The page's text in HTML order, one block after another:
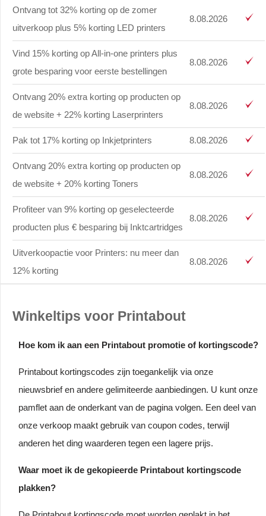
Ontvang tot 32% korting op de zomer
uitverkoop plus 5% korting LED printers
8.08.2026
Vind 15% korting op All-in-one printers plus
grote besparing voor eerste bestellingen
8.08.2026
Ontvang 20% extra korting op producten op
de website + 22% korting Laserprinters
8.08.2026
Pak tot 17% korting op Inkjetprinters 8.08.2026
Ontvang 20% extra korting op producten op
de website + 20% korting Toners
8.08.2026
Profiteer van 9% korting op geselecteerde
producten plus € besparing bij Inktcartridges
8.08.2026
Uitverkoopactie voor Printers: nu meer dan
12% korting
8.08.2026
Winkeltips voor Printabout
Hoe kom ik aan een Printabout promotie of kortingscode?
Printabout kortingscodes zijn toegankelijk via onze
nieuwsbrief en andere gelimiteerde aanbiedingen. U kunt onze
pamflet aan de onderkant van de pagina volgen. Een deel van
onze verkoop maakt gebruik van coupon codes, terwijl
anderen het ding waarderen tegen een lagere prijs.
Waar moet ik de gekopieerde Printabout kortingscode
plakken?